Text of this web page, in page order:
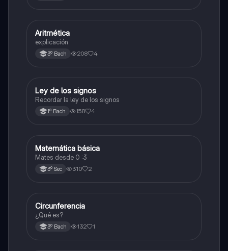
Matemáticas
Aritmética
explicación
3º Bach 208 4
Matemáticas
Ley de los signos
Recordar la ley de los signos
1º Bach 158 4
Matemáticas
Matemática básica
Mates desde 0 :3
3º Sec 310 2
Geometría y trigonometría
Circunferencia
¿Qué es?
3º Bach 132 1